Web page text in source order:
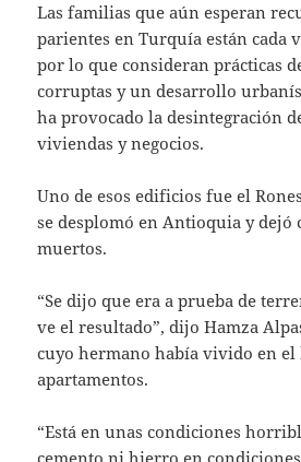
Las familias que aún esperan
parientes en Turquía están cada
por lo que consideran prácticas
corruptas y un desarrollo
ha provocado la desintegración
viviendas y negocios.
Uno de esos edificios fue el
se desplomó en Antioquia y dejó
muertos.
“Se dijo que era a prueba de
ve el resultado”, dijo Hamza
cuyo hermano había vivido en el
apartamentos.
“Está en unas condiciones